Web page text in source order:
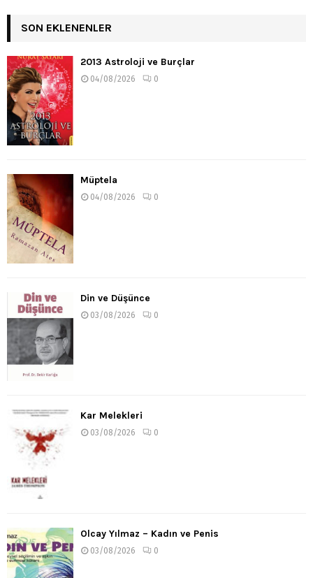
SON EKLENENLER
2013 Astroloji ve Burçlar
04/08/2026 0
Müptela
04/08/2026 0
Din ve Düşünce
03/08/2026 0
Kar Melekleri
03/08/2026 0
Olcay Yılmaz – Kadın ve Penis
03/08/2026 0